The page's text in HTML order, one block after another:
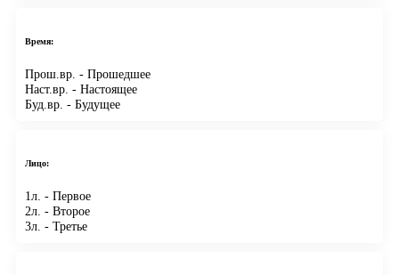
Время:
Прош.вр. - Прошедшее
Наст.вр. - Настоящее
Буд.вр. - Будущее
Лицо:
1л. - Первое
2л. - Второе
3л. - Третье